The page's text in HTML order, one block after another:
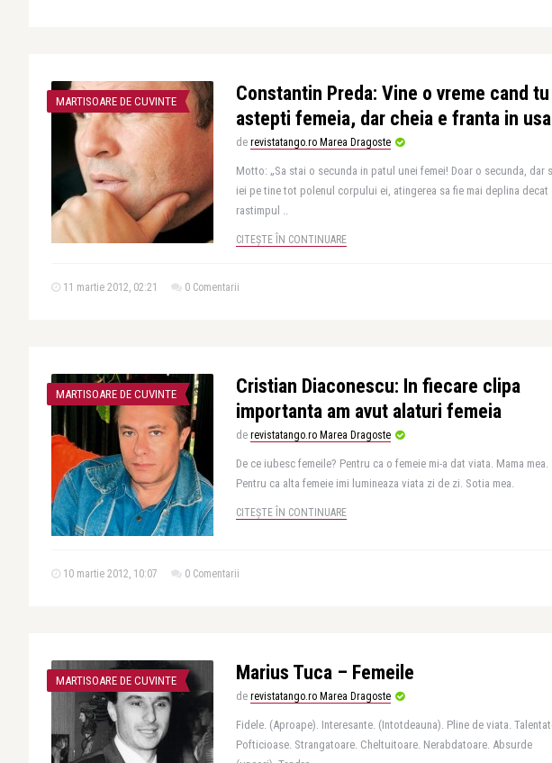
MARTISOARE DE CUVINTE
Constantin Preda: Vine o vreme cand tu
astepti femeia, dar cheia e franta in usa
de revistatango.ro Marea Dragoste
Motto: „Sa stai o secunda in patul unei femei! Doar o secunda, dar
iei pe tine tot polenul corpului ei, atingerea sa fie mai deplina decat
rastimpul ..
CITEȘTE ÎN CONTINUARE
11 martie 2012, 02:21 0 Comentarii
MARTISOARE DE CUVINTE
Cristian Diaconescu: In fiecare clipa
importanta am avut alaturi femeia
de revistatango.ro Marea Dragoste
De ce iubesc femeile? Pentru ca o femeie mi-a dat viata. Mama mea.
Pentru ca alta femeie imi lumineaza viata zi de zi. Sotia mea.
CITEȘTE ÎN CONTINUARE
10 martie 2012, 10:07 0 Comentarii
MARTISOARE DE CUVINTE Marius Tuca – Femeile
de revistatango.ro Marea Dragoste
Fidele. (Aproape). Interesante. (Intotdeauna). Pline de viata.
Pofticioase. Strangatoare. Cheltuitoare. Nerabdatoare. Absurde